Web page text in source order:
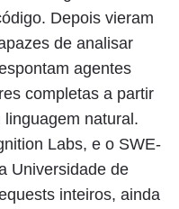
Depois vieram
de analisar
agentes
completas a partir
natural.
Labs, e o SWE-
Universidade de
inteiros, ainda